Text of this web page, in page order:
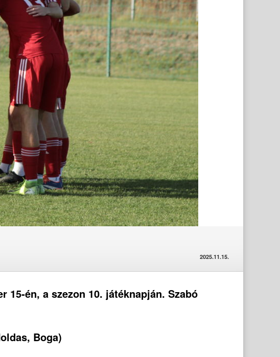
2025.11.15.
én, a szezon 10. játéknapján. Szabó
Boga)